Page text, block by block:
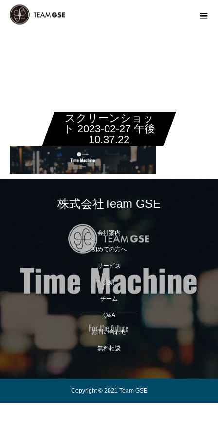
スクリーンショッ
ト 2023-02-27 午後
10.37.22
株式会社Team GSE
会社案内
初めての方へ
サービス
実績
チーム
Q&A
お問い合わせ
無料相談
Copyright © 2021 Team GSE